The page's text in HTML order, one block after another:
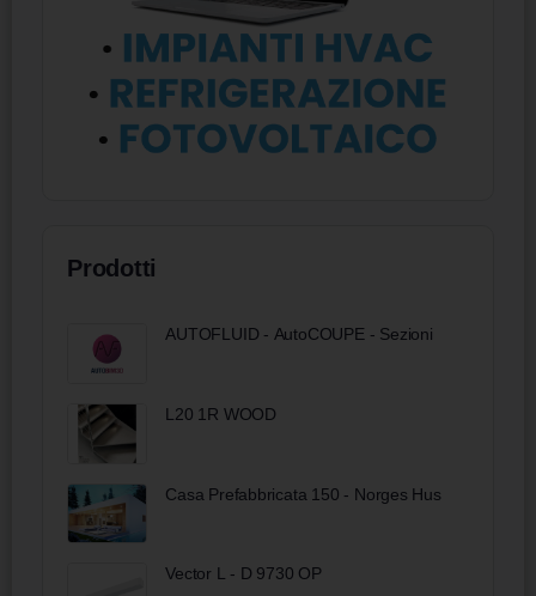
Prodotti
AUTOFLUID - AutoCOUPE - Sezioni
L20 1R WOOD
Casa Prefabbricata 150 - Norges Hus
Vector L - D 9730 OP